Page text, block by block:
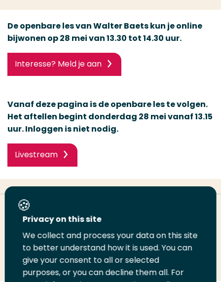
De openbare les van Walter Baets kun je online
bijwonen op 28 mei van 13.30 tot 14.30 uur.
Interesse? Meld je aan
Vanaf deze pagina is de openbare les te volgen.
Het aftellen begint donderdag 28 mei vanaf 13.15
uur. Inloggen is niet nodig.
Livestream
Deel deze pagina
DeelDeel
op
Deel
op
Email
deze
Print
deze
Privacy on this site
We collect and process your data on this site
to better understand how it is used. You can
give your consent to all or selected
purposes, or you can decline them all. For